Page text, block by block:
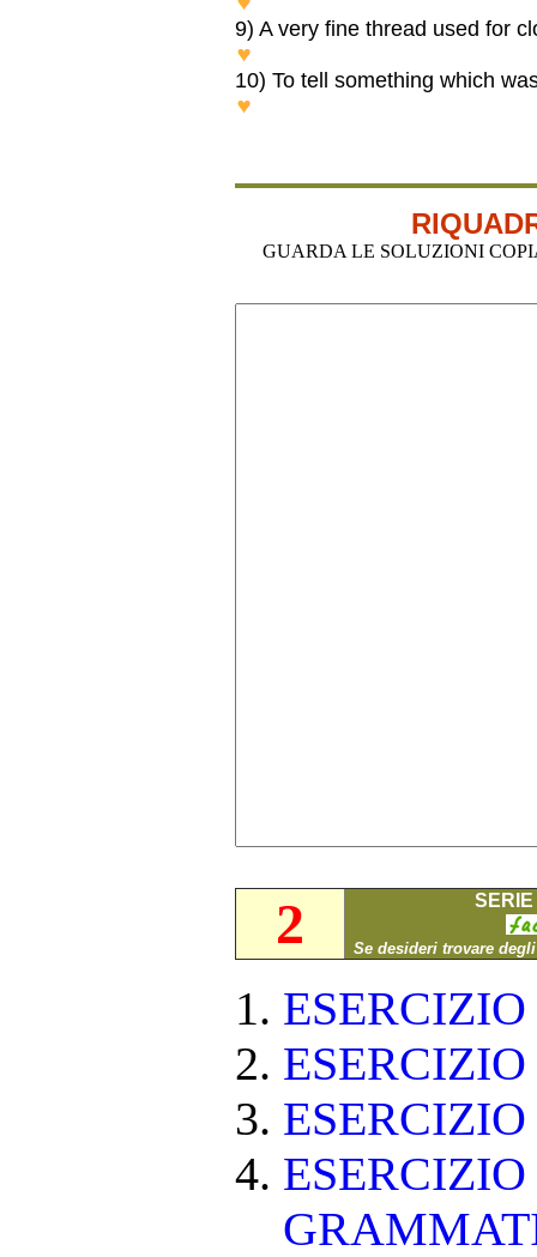
9) A very fine thread used for
10) To tell something which
GUARDA LE SOLUZIONI
2 Se desideri trovare